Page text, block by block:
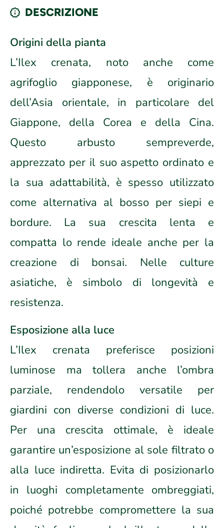
DESCRIZIONE
Origini della pianta
L’Ilex crenata, noto anche come
agrifoglio giapponese, è originario
dell’Asia orientale, in particolare del
Giappone, della Corea e della Cina.
Questo arbusto sempreverde,
apprezzato per il suo aspetto ordinato e
la sua adattabilità, è spesso utilizzato
come alternativa al bosso per siepi e
bordure. La sua crescita lenta e
compatta lo rende ideale anche per la
creazione di bonsai. Nelle culture
asiatiche, è simbolo di longevità e
resistenza.
Esposizione alla luce
L’Ilex crenata preferisce posizioni
luminose ma tollera anche l’ombra
parziale, rendendolo versatile per
giardini con diverse condizioni di luce.
Per una crescita ottimale, è ideale
garantire un’esposizione al sole filtrato o
alla luce indiretta. Evita di posizionarlo
in luoghi completamente ombreggiati,
poiché potrebbe compromettere la sua